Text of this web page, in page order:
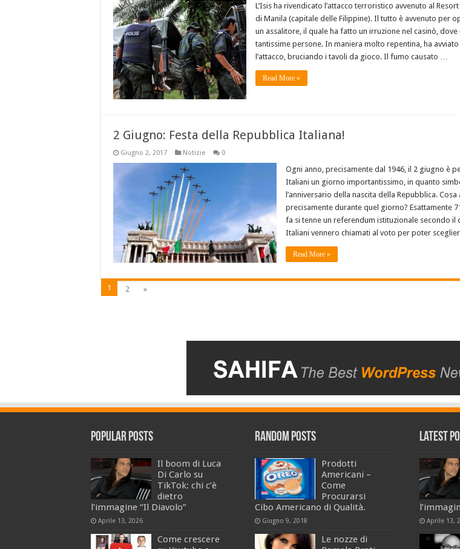
L’Isis ha rivendicato l’attacco terroristico avvenuto al
di Manila (capitale delle Filippine). Il tutto è avvenuto per
un assalitore, il quale ha fatto un irruzione nel casinò, dove
tantissime persone. In maniera molto repentina, ha avviato
l’attacco, bruciando i tavoli da gioco. Il fumo causato …
Read More »
2 Giugno: Festa della Repubblica Italiana!
Giugno 2, 2017 Notizie 0
Ogni anno, precisamente dal 1946, il 2 giugno è
Italiani un giorno importantissimo, in quanto
l’anniversario della nascita della Repubblica. Cosa
precisamente durante quel giorno? Esattamente
fa si tenne un referendum istituzionale secondo il
Italiani vennero chiamati al voto per poter
Read More »
1 2 »
Popular Posts
Il boom di Luca
Di Carlo su
TikTok: chi c’è
dietro
l’immagine “Il Diavolo”
Aprile 13, 2026
Come crescere
Random Posts
Prodotti
Americani –
Come
Procurarsi
Cibo Americano di Qualità.
Giugno 9, 2018
Le nozze di
Latest
Aprile 13,